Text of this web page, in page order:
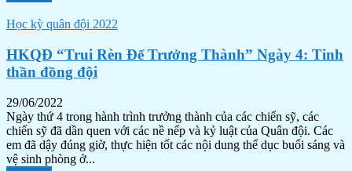
Học kỳ quân đội 2022
HKQĐ “Trui Rèn Để Trưởng Thành” Ngày 4: Tinh
thần đồng đội
29/06/2022
Ngày thứ 4 trong hành trình trưởng thành của các chiến sỹ, các
chiến sỹ đã dần quen với các nề nếp và kỷ luật của Quân đội. Các
em đã dậy đúng giờ, thực hiện tốt các nội dung thể dục buổi sáng và
vệ sinh phòng ở...